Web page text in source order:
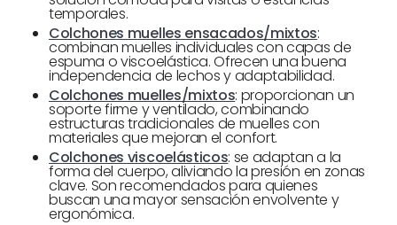
temporales.
Colchones muelles ensacados/mixtos:
combinan muelles individuales con capas de
espuma o viscoelástica. Ofrecen una buena
independencia de lechos y adaptabilidad.
Colchones muelles/mixtos: proporcionan un
soporte firme y ventilado, combinando
estructuras tradicionales de muelles con
materiales que mejoran el confort.
Colchones viscoelásticos: se adaptan a la
forma del cuerpo, aliviando la presión en zonas
clave. Son recomendados para quienes
buscan una mayor sensación envolvente y
ergonómica.